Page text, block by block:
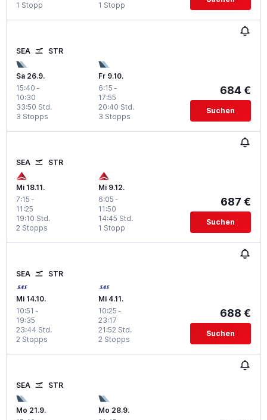
1 Stopp 1 Stopp
SEA STR
Sa 26.9.
15:40 -
10:30
3 Stopps
33:50 Std.
Fr 9.10.
6:15 -
17:55
3 Stopps
20:40 Std.
684 €
Suchen
SEA STR
Mi 18.11.
7:15 -
11:25
2 Stopps
19:10 Std.
Mi 9.12.
6:05 -
11:50
1 Stopp
14:45 Std.
687 €
Suchen
SEA STR
Mi 14.10.
10:51 -
19:35
2 Stopps
23:44 Std.
Mi 4.11.
10:25 -
23:17
2 Stopps
21:52 Std.
688 €
Suchen
SEA STR
Mo 21.9.
Mo 28.9.